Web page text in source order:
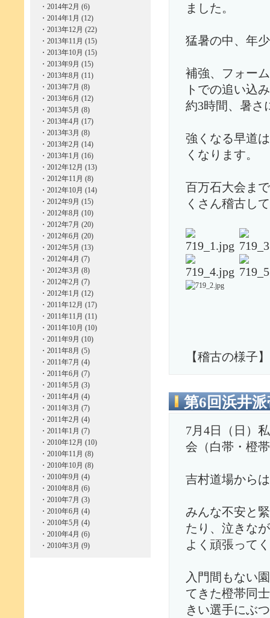
ました。
猛暑の中、年
補強、フォー
トでの追い込
約3時間、暑さ
強くなる早道
くなります。
百万石大会ま
くさん稽古し
【稽古の様子】
第6回浜井
7月4日（日）
会（白帯・橙
吉村道場から
みんな不安と
たり、泣きな
よく頑張って
入門間もない
てきた橙帯同
きい選手にぶ
・ 2014年2月 (6)
・ 2014年1月 (12)
・ 2013年12月 (22)
・ 2013年11月 (15)
・ 2013年10月 (15)
・ 2013年9月 (15)
・ 2013年8月 (11)
・ 2013年7月 (8)
・ 2013年6月 (12)
・ 2013年5月 (8)
・ 2013年4月 (17)
・ 2013年3月 (8)
・ 2013年2月 (14)
・ 2013年1月 (16)
・ 2012年12月 (13)
・ 2012年11月 (8)
・ 2012年10月 (14)
・ 2012年9月 (15)
・ 2012年8月 (10)
・ 2012年7月 (20)
・ 2012年6月 (20)
・ 2012年5月 (13)
・ 2012年4月 (7)
・ 2012年3月 (8)
・ 2012年2月 (7)
・ 2012年1月 (12)
・ 2011年12月 (17)
・ 2011年11月 (11)
・ 2011年10月 (10)
・ 2011年9月 (10)
・ 2011年8月 (5)
・ 2011年7月 (4)
・ 2011年6月 (7)
・ 2011年5月 (3)
・ 2011年4月 (4)
・ 2011年3月 (7)
・ 2011年2月 (4)
・ 2011年1月 (7)
・ 2010年12月 (10)
・ 2010年11月 (8)
・ 2010年10月 (8)
・ 2010年9月 (4)
・ 2010年8月 (6)
・ 2010年7月 (3)
・ 2010年6月 (4)
・ 2010年5月 (4)
・ 2010年4月 (6)
・ 2010年3月 (9)